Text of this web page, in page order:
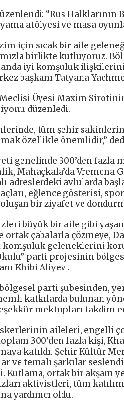
“Rus Halklarının
atölyesi ve masa
için sıcak bir aile
birlikte kutluyoruz.
iyi komşuluk
başkanı Tatyana
Üyesi Maxim
düzenledi.
tüm şehir
özellikle önemlidir,”
genelinde 300’den
Mahaçkala’da Vremena
adreslerdeki avlularda
eğlence gösterisi,
bir ziyafet ve
büyük bir aile gibi
çabalarla çözmeye,
geleneklerini
parti projesinin
Khibi Aliyev .
parti şubesinden,
katkılarda bulunan
mektupları takdim
aileleri, engelli
300’den fazla kişi,
katıldı. Şehir Kültür
ve temalı şarkılar
Kutlama, ortak bir akşam
aktivistleri, tüm
yardımcı oldu.